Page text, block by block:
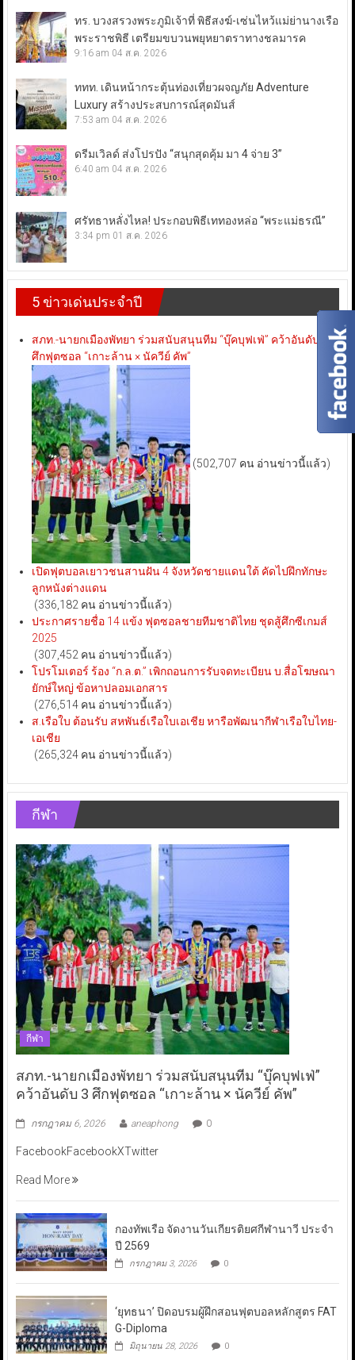
ทร. บวงสรวงพระภูมิเจ้าที่ พิธีสงฆ์-เซ่นไหว้แม่ย่านางเรือ
พระราชพิธี เตรียมขบวนพยุหยาตราทางชลมารค
9:16 am 04 ส.ค. 2026
ททท. เดินหน้ากระตุ้นท่องเที่ยวผจญภัย Adventure
Luxury สร้างประสบการณ์สุดมันส์
7:53 am 04 ส.ค. 2026
ดรีมเวิลด์ ส่งโปรปัง “สนุกสุดคุ้ม มา 4 จ่าย 3”
6:40 am 04 ส.ค. 2026
ศรัทธาหลั่งไหล! ประกอบพิธีเททองหล่อ “พระแม่ธรณี”
3:34 pm 01 ส.ค. 2026
5 ข่าวเด่นประจำปี
สภท.-นายกเมืองพัทยา ร่วมสนับสนุนทีม “บุ๊คบุฟเฟ่” คว้าอันดับ 3
ศึกฟุตซอล “เกาะล้าน × นัควีย์ คัพ”
(502,707 คน อ่านข่าวนี้แล้ว)
เปิดฟุตบอลเยาวชนสานฝัน 4 จังหวัดชายแดนใต้ คัดไปฝึกทักษะ
ลูกหนังต่างแดน
(336,182 คน อ่านข่าวนี้แล้ว)
ประกาศรายชื่อ 14 แข้ง ฟุตซอลชายทีมชาติไทย ชุดสู้ศึกซีเกมส์
2025
(307,452 คน อ่านข่าวนี้แล้ว)
โปรโมเตอร์ ร้อง “ก.ล.ต.” เพิกถอนการรับจดทะเบียน บ.สื่อโฆษณา
ยักษ์ใหญ่ ข้อหาปลอมเอกสาร
(276,514 คน อ่านข่าวนี้แล้ว)
ส.เรือใบ ต้อนรับ สหพันธ์เรือใบเอเชีย หารือพัฒนากีฬาเรือใบไทย-
เอเชีย
(265,324 คน อ่านข่าวนี้แล้ว)
กีฬา
กีฬา
สภท.-นายกเมืองพัทยา ร่วมสนับสนุนทีม “บุ๊คบุฟเฟ่”
คว้าอันดับ 3 ศึกฟุตซอล “เกาะล้าน × นัควีย์ คัพ”
กรกฎาคม 6, 2026 aneaphong 0
FacebookFacebookXTwitter
Read More
กองทัพเรือ จัดงานวันเกียรติยศกีฬานาวี ประจำ
ปี 2569
กรกฎาคม 3, 2026 0
‘ยุทธนา’ ปิดอบรมผู้ฝึกสอนฟุตบอลหลักสูตร FAT
G-Diploma
มิถุนายน 28, 2026 0